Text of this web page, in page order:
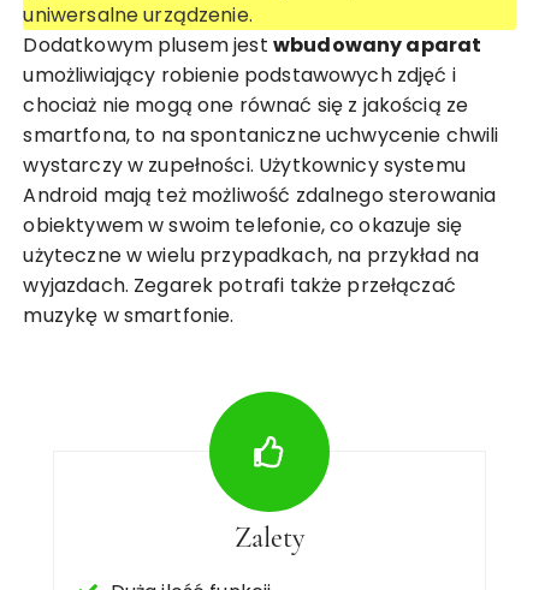
uniwersalne urządzenie.
Dodatkowym plusem jest wbudowany aparat
umożliwiający robienie podstawowych zdjęć i
chociaż nie mogą one równać się z jakością ze
smartfona, to na spontaniczne uchwycenie chwili
wystarczy w zupełności. Użytkownicy systemu
Android mają też możliwość zdalnego sterowania
obiektywem w swoim telefonie, co okazuje się
użyteczne w wielu przypadkach, na przykład na
wyjazdach. Zegarek potrafi także przełączać
muzykę w smartfonie.
Zalety